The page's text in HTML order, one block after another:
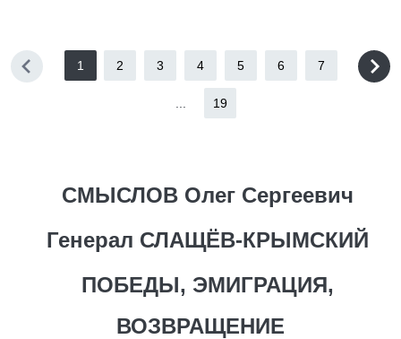
1 2 3 4 5 6 7
19
СМЫСЛОВ Олег Сергеевич
Генерал СЛАЩЁВ-КРЫМСКИЙ
ПОБЕДЫ, ЭМИГРАЦИЯ,
ВОЗВРАЩЕНИЕ